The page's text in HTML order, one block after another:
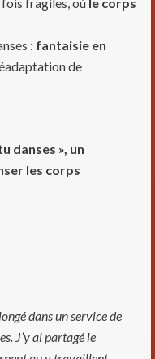
: fantaisie en
de
danses », un
les corps
dans un service de
J’y ai partagé le